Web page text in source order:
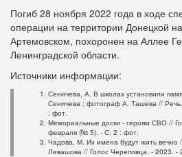
Погиб 28 ноября 2022 года в ходе
операции на территории Донецкой
Артемовском, похоронен на Аллее
Ленинградской области.
Источники информации:
Сеничева, А. В школах установили
Сеничева ; фотограф А. Ташева //
: фот.
Мемориальные доски - героям СВО //
февраля (№ 5). - С. 2 : фот.
Чадова, М. Их имена будут жить
Левашова // Голос Череповца. - 2023.